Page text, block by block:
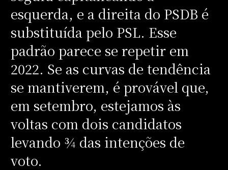
esquerda, e a direita do PSDB é
substituída pelo PSL. Esse
padrão parece se repetir em
2022. Se as curvas de tendência
se mantiverem, é provável que,
em setembro, estejamos às
voltas com dois candidatos
levando ¾ das intenções de
voto.